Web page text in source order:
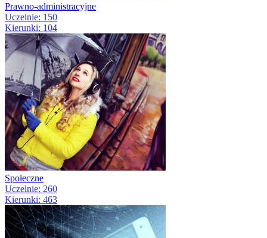
Prawno-administracyjne
Uczelnie: 150
Kierunki: 104
Społeczne
Uczelnie: 260
Kierunki: 463